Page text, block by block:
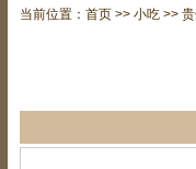
当前位置： 首页>> 小吃>> 贵